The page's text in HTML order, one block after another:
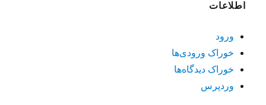
اطلاعات
ورود
خوراک ورودی‌ها
خوراک دیدگاه‌ها
وردپرس